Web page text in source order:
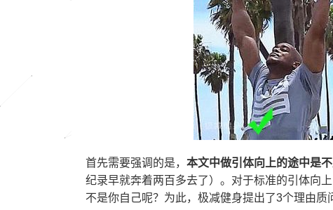
首先需要强调的是， 本文中做引体向上的途中是
纪录早就奔着两百多去了）。对于标准的引体向
不是你自己呢？为此，极减健身提出了3个理由质